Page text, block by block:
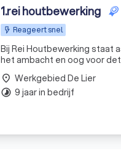
1.rei houtbewerking
Reageert snel
Bij Rei Houtbewerking staat
het ambacht en oog voor
place Werkgebied De Lier
timelapse 9 jaar in bedrijf